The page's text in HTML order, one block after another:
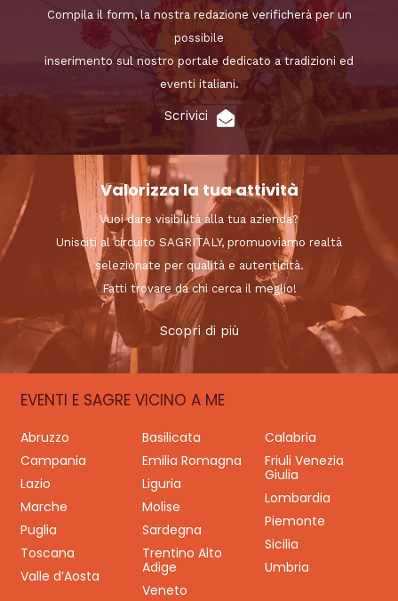
Compila il form, la nostra redazione verificherà per un
possibile
inserimento sul nostro portale dedicato a tradizioni ed
eventi italiani.
Scrivici
Valorizza la tua attività
Vuoi dare visibilità alla tua azienda?
Unisciti al circuito SAGRITALY, promuoviamo realtà
selezionate per qualità e autenticità.
Fatti trovare da chi cerca il meglio!
Scopri di più
EVENTI E SAGRE VICINO A ME
Abruzzo Basilicata
Calabria
Campania
Emilia Romagna
Friuli Venezia
Giulia
Lazio
Liguria
Lombardia
Marche
Molise
Piemonte
Puglia
Sardegna
Sicilia
Toscana
Trentino Alto
Adige
Umbria
Valle d’Aosta
Veneto